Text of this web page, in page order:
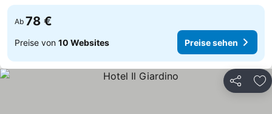
Ab 78 €
Preise von 10 Websites Preise sehen
Teilen